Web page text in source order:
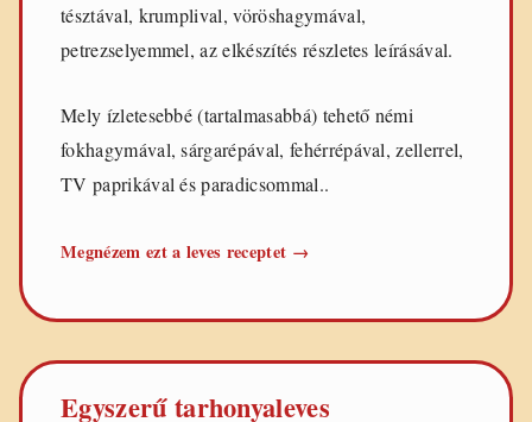
tésztával, krumplival, vöröshagymával,
petrezselyemmel, az elkészítés részletes leírásával.
Mely ízletesebbé (tartalmasabbá) tehető némi
fokhagymával, sárgarépával, fehérrépával, zellerrel,
TV paprikával és paradicsommal..
Megnézem ezt a leves receptet Egyszerű
→
Egyszerű tarhonyaleves